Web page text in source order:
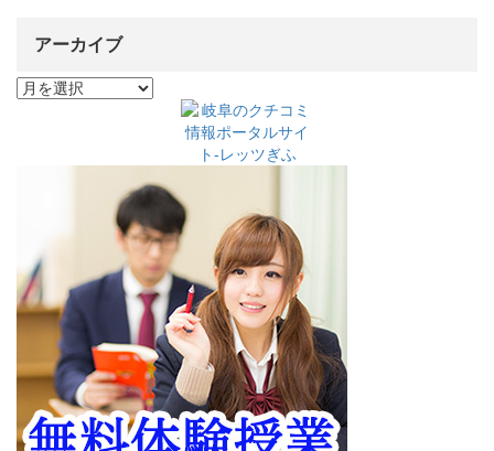
アーカイブ
ア